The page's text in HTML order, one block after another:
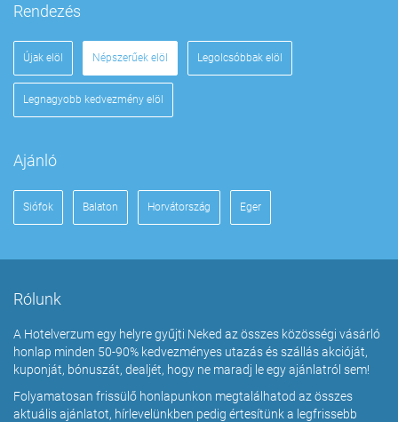
Rendezés
Újak elöl Népszerűek elöl Legolcsóbbak elöl
Legnagyobb kedvezmény elöl
Ajánló
Siófok Balaton Horvátország Eger
Rólunk
A Hotelverzum egy helyre gyűjti Neked az összes közösségi vásárló
honlap minden 50-90% kedvezményes utazás és szállás akcióját,
kuponját, bónuszát, dealjét, hogy ne maradj le egy ajánlatról sem!
Folyamatosan frissülő honlapunkon megtalálhatod az összes
aktuális ajánlatot, hírlevelünkben pedig értesítünk a legfrissebb